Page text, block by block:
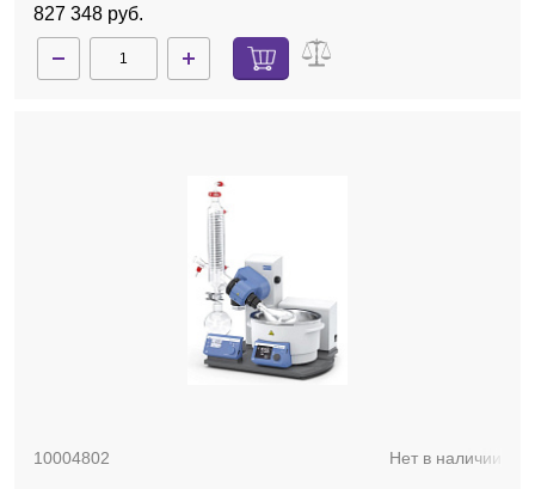
827 348 руб.
10004802 Нет в наличии